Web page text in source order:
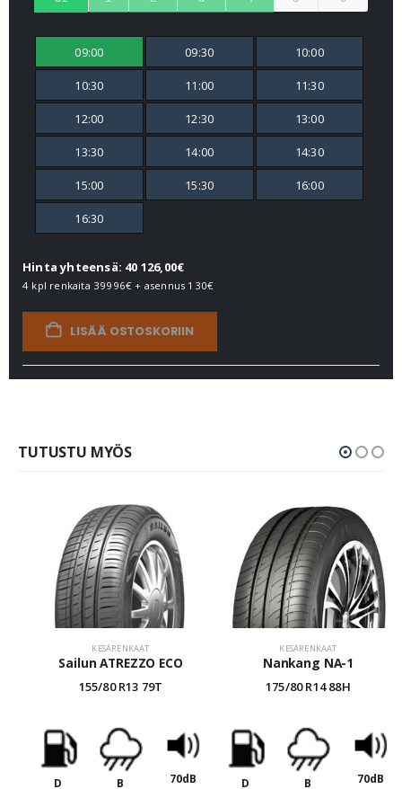
09:00 09:30 10:00
10:30 11:00 11:30
12:00 12:30 13:00
13:30 14:00 14:30
15:00 15:30 16:00
16:30
Hinta yhteensä: 40 126,00€
4 kpl renkaita 39996€ + asennus 130€
LISÄÄ OSTOSKORIIN
TUTUSTU MYÖS
KESÄRENKAAT
Sailun ATREZZO ECO
155/80 R13 79T
D B 70dB
KESÄRENKAAT
Nankang NA-1
175/80 R14 88H
D B 70dB